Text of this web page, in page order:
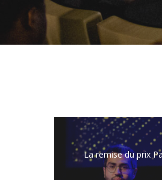
La remise du prix
Learn
more